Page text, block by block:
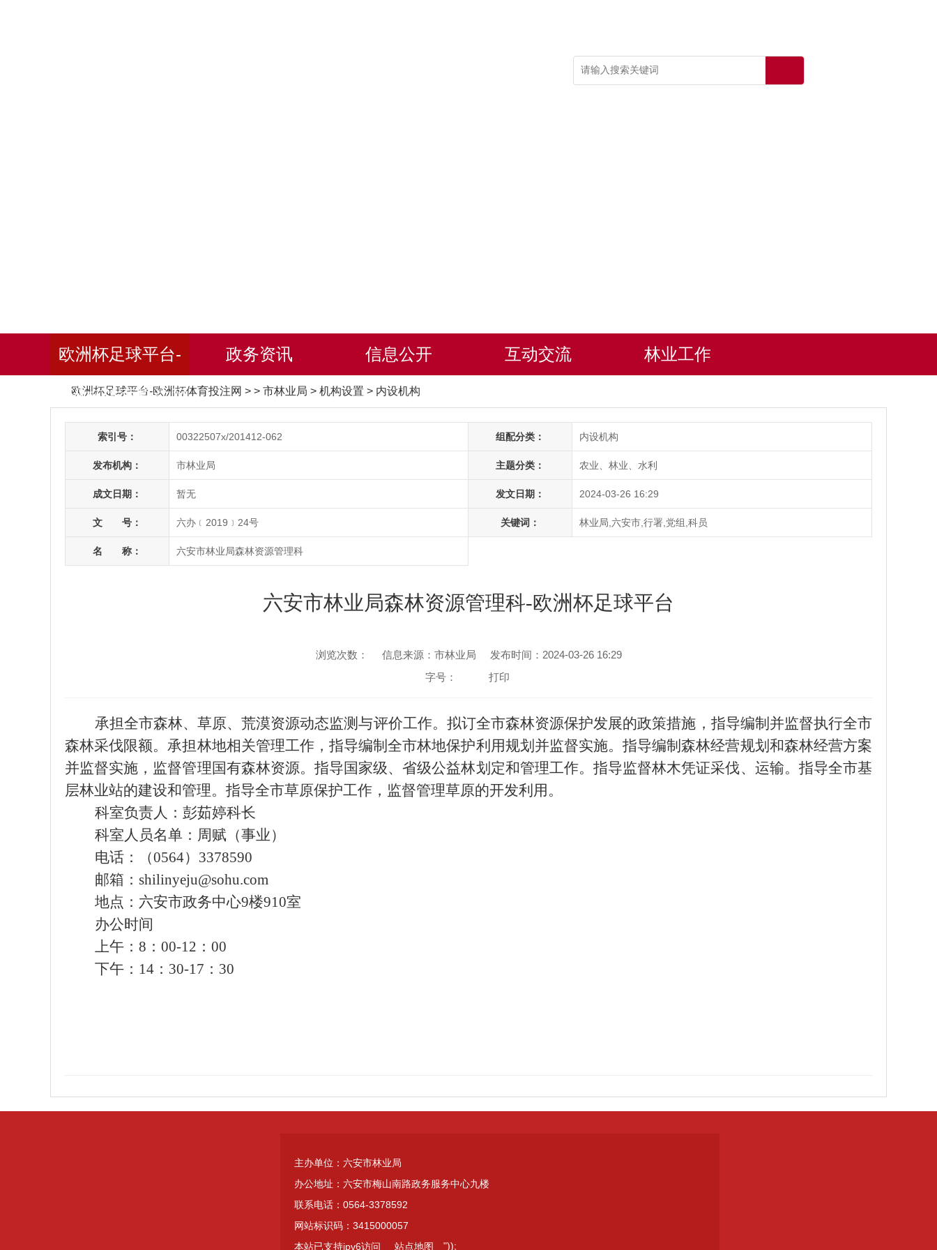
欧洲杯足球平台-
欧洲杯体育投注网
政务资讯 信息公开 互动交流 林业工作
欧洲杯足球平台-欧洲杯体育投注网 > > 市林业局 > 机构设置 > 内设机构
索引号： 00322507x/201412-062 组配分类： 内设机构
发布机构： 市林业局 主题分类： 农业、林业、水利
成文日期： 暂无 发文日期： 2024-03-26 16:29
文 号： 六办﹝2019﹞24号 关键词： 林业局,六安市,行署,党组,科员
名 称： 六安市林业局森林资源管理科
六安市林业局森林资源管理科-欧洲杯足球平台
浏览次数： 信息来源：市林业局
发布时间：2024-03-26 16:29
字号：
打印
承担全市森林、草原、荒漠资源动态监测与评价工作。拟订全市森林资源保护发展的政策措施，指导编制并监督执行全市
森林采伐限额。承担林地相关管理工作，指导编制全市林地保护利用规划并监督实施。指导编制森林经营规划和森林经营方案
并监督实施，监督管理国有森林资源。指导国家级、省级公益林划定和管理工作。指导监督林木凭证采伐、运输。指导全市基
层林业站的建设和管理。指导全市草原保护工作，监督管理草原的开发利用。
科室负责人：彭茹婷科长
科室人员名单：周赋（事业）
电话：（0564）3378590
邮箱： shilinyeju@sohu.com
地点：六安市政务中心9楼910室
办公时间
上午：8：00-12：00
下午：14：30-17：30
主办单位：六安市林业局
办公地址：六安市梅山南路政务服务中心九楼
联系电话：0564-3378592
网站标识码：3415000057
本站已支持ipv6访问
站点地图 "));